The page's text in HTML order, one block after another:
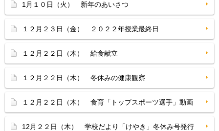
1月１０日（火） 新年のあいさつ
１２月２３日（金） ２０２２年授業最終日
１２月２２日（木） 給食献立
１２月２２日（木） 冬休みの健康観察
１２月２２日（木） 食育「トップスポーツ選手」動画
12月２２日（木） 学校だより「けやき」冬休み号発行